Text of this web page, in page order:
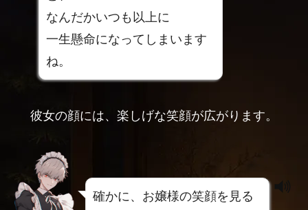
なんだかいつも以上に
一生懸命になってしまいます
ね。
彼女の顔には、楽しげな笑顔が広がります。
確かに、お嬢様の笑顔を見る